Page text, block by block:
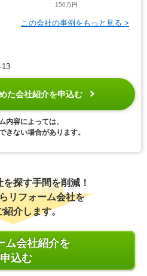
150万円
この会社の事例をもっと見る >
た会社紹介を申込む
内容によっては、
きない場合があります。
探す手間を削減！
リフォーム会社を
介します。
ム会社紹介を
申込む